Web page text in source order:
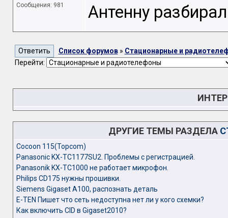
Сообщения: 981
Антенну
Список форумов» Стационарные и
Перейти:
ДРУГИЕ ТЕМЫ РАЗДЕЛА
Cocoon 115(Topcom)
Panasonic KX-TC1177SU2. Проблемы с регистрацией.
Panasonik KX-TC1000 не работает микрофон.
Philips CD175 нужны прошивки.
Siemens Gigaset A100, распознать деталь
Е-TEN Пишет что сеть недоступна нет ли у кого схемки?
Как включить CID в Gigaset2010?